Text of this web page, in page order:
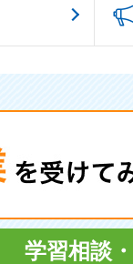
学習相談・